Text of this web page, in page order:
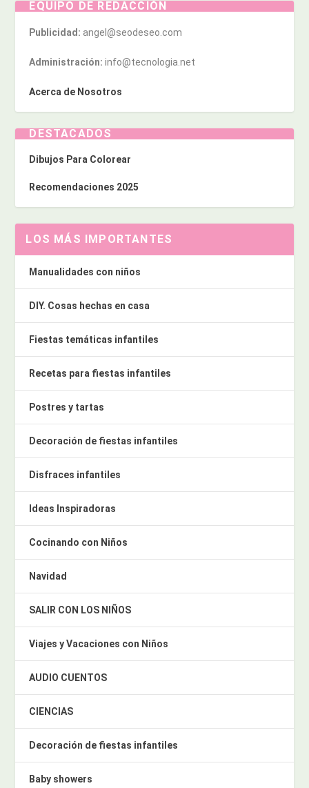
EQUIPO DE REDACCIÓN
Publicidad: angel@seodeseo.com
Administración: info@tecnologia.net
Acerca de Nosotros
DESTACADOS
Dibujos Para Colorear
Recomendaciones 2025
LOS MÁS IMPORTANTES
Manualidades con niños
DIY. Cosas hechas en casa
Fiestas temáticas infantiles
Recetas para fiestas infantiles
Postres y tartas
Decoración de fiestas infantiles
Disfraces infantiles
Ideas Inspiradoras
Cocinando con Niños
Navidad
SALIR CON LOS NIÑOS
Viajes y Vacaciones con Niños
AUDIO CUENTOS
CIENCIAS
Decoración de fiestas infantiles
Baby showers